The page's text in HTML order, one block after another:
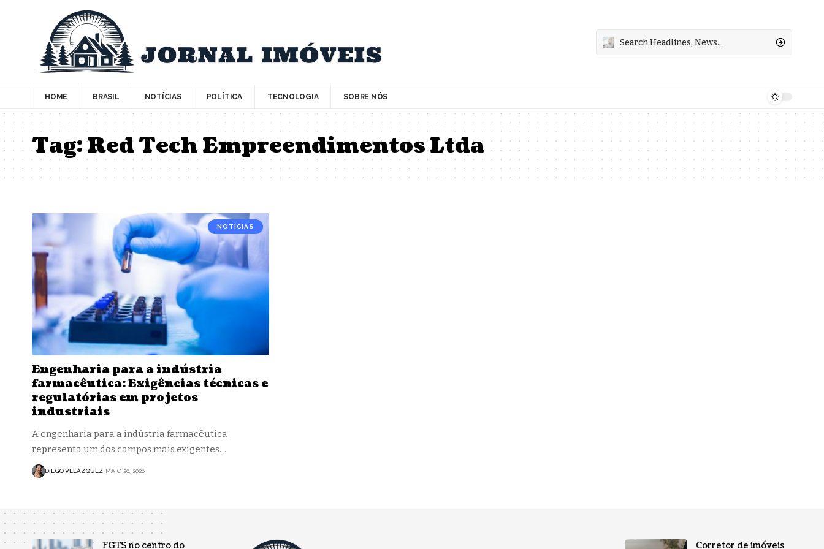
HOME BRASIL NOTÍCIAS POLÍTICA TECNOLOGIA SOBRE NÓS
Tag:Red Tech Empreendimentos Ltda
NOTÍCIAS
Engenharia para a indústria
farmacêutica: Exigências técnicas e
regulatórias em projetos
industriais
A engenharia para a indústria farmacêutica
representa um dos campos mais exigentes…
DIEGO VELÁZQUEZ MAIO 20, 2026
FGTS no centro do Corretor de imóveis